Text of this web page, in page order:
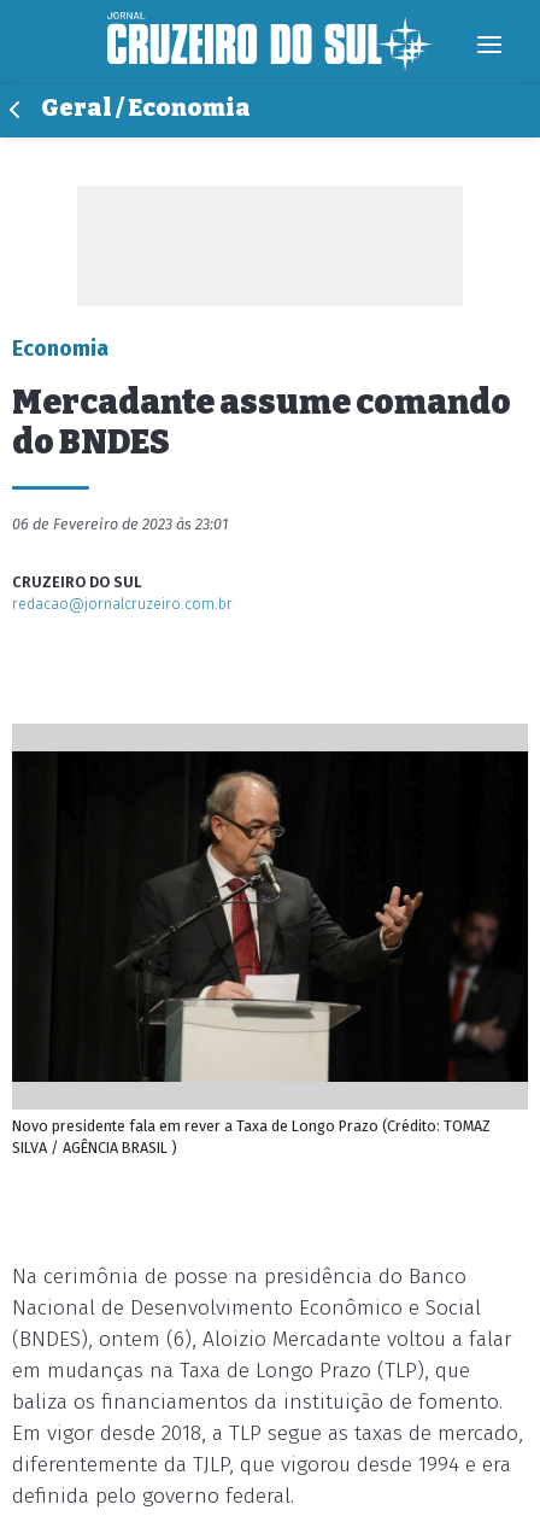
Geral / Economia
Economia
Mercadante assume comando
do BNDES
06 de Fevereiro de 2023 às 23:01
CRUZEIRO DO SUL
redacao@jornalcruzeiro.com.br
Novo presidente fala em rever a Taxa de Longo Prazo (Crédito: TOMAZ
SILVA / AGÊNCIA BRASIL )
Na cerimônia de posse na presidência do Banco
Nacional de Desenvolvimento Econômico e Social
(BNDES), ontem (6), Aloizio Mercadante voltou a falar
em mudanças na Taxa de Longo Prazo (TLP), que
baliza os financiamentos da instituição de fomento.
Em vigor desde 2018, a TLP segue as taxas de mercado,
diferentemente da TJLP, que vigorou desde 1994 e era
definida pelo governo federal.